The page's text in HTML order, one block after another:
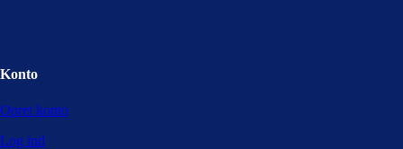
Konto
Opret konto
Log ind